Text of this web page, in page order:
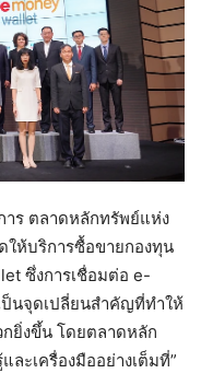
าร ตลาดหลักทรัพย์แห่ง
ให้บริการซื้อขายกองทุน
ซึ่งการเชื่อมต่อ e-
ป็นจุดเปลี่ยนสำคัญที่ทำให้
กยิ่งขึ้น โดยตลาดหลัก
ะเครื่องมืออย่างเต็มที่”